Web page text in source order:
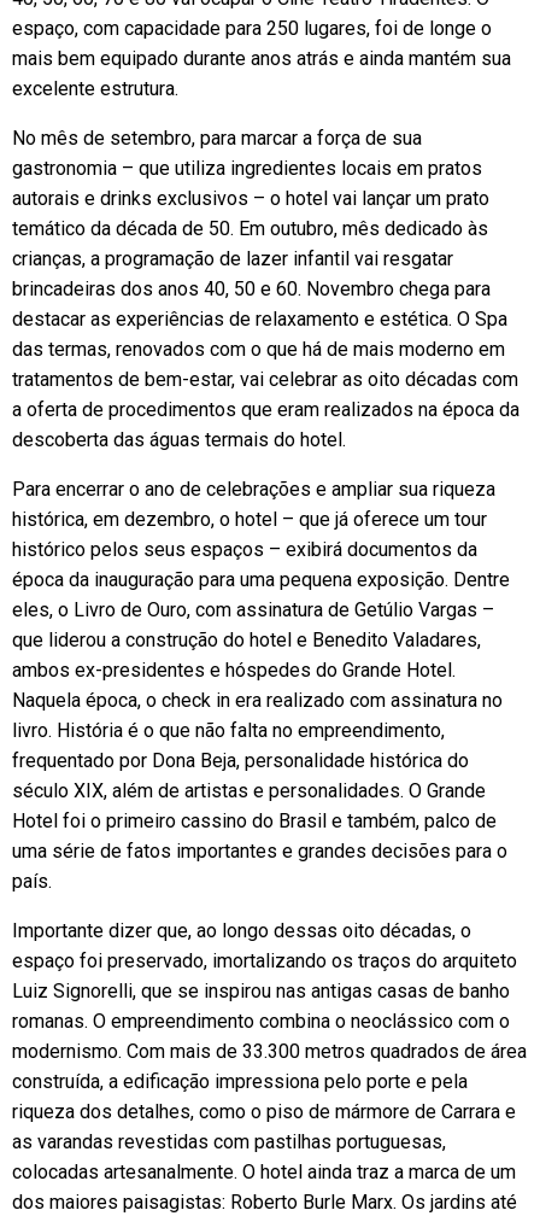
espaço, com capacidade para 250 lugares, foi de longe o
mais bem equipado durante anos atrás e ainda mantém sua
excelente estrutura.
No mês de setembro, para marcar a força de sua
gastronomia – que utiliza ingredientes locais em pratos
autorais e drinks exclusivos – o hotel vai lançar um prato
temático da década de 50. Em outubro, mês dedicado às
crianças, a programação de lazer infantil vai resgatar
brincadeiras dos anos 40, 50 e 60. Novembro chega para
destacar as experiências de relaxamento e estética. O Spa
das termas, renovados com o que há de mais moderno em
tratamentos de bem-estar, vai celebrar as oito décadas com
a oferta de procedimentos que eram realizados na época da
descoberta das águas termais do hotel.
Para encerrar o ano de celebrações e ampliar sua riqueza
histórica, em dezembro, o hotel – que já oferece um tour
histórico pelos seus espaços – exibirá documentos da
época da inauguração para uma pequena exposição. Dentre
eles, o Livro de Ouro, com assinatura de Getúlio Vargas –
que liderou a construção do hotel e Benedito Valadares,
ambos ex-presidentes e hóspedes do Grande Hotel.
Naquela época, o check in era realizado com assinatura no
livro. História é o que não falta no empreendimento,
frequentado por Dona Beja, personalidade histórica do
século XIX, além de artistas e personalidades. O Grande
Hotel foi o primeiro cassino do Brasil e também, palco de
uma série de fatos importantes e grandes decisões para o
país.
Importante dizer que, ao longo dessas oito décadas, o
espaço foi preservado, imortalizando os traços do arquiteto
Luiz Signorelli, que se inspirou nas antigas casas de banho
romanas. O empreendimento combina o neoclássico com o
modernismo. Com mais de 33.300 metros quadrados de área
construída, a edificação impressiona pelo porte e pela
riqueza dos detalhes, como o piso de mármore de Carrara e
as varandas revestidas com pastilhas portuguesas,
colocadas artesanalmente. O hotel ainda traz a marca de um
dos maiores paisagistas: Roberto Burle Marx. Os jardins até